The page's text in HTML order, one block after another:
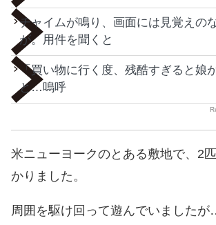
チャイムが鳴り、画面には見覚えの
が。用件を聞くと
「買い物に行く度、残酷すぎると娘
と…嗚呼
米ニューヨークのとある敷地で、2
かりました。
周囲を駆け回って遊んでいました